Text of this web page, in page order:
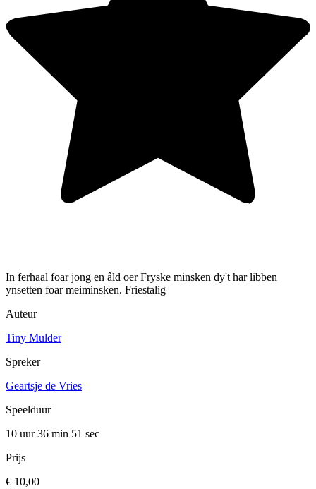
In ferhaal foar jong en âld oer Fryske minsken dy't har libben
ynsetten foar meiminsken. Friestalig
Auteur
Tiny Mulder
Spreker
Geartsje de Vries
Speelduur
10 uur 36 min 51 sec
Prijs
€ 10,00